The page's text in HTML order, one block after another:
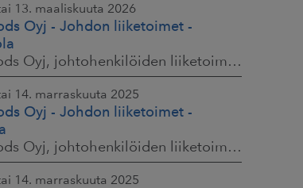
13. maaliskuuta 2026
Oyj - Johdon liiketoimet -
HKFoods Oyj, johtohenkilöiden liiketoimet, 13.3.2026 klo 9.30
14. marraskuuta 2025
Oyj - Johdon liiketoimet -
HKFoods Oyj, johtohenkilöiden liiketoimet, 14.11.2025 klo 14.00
14. marraskuuta 2025